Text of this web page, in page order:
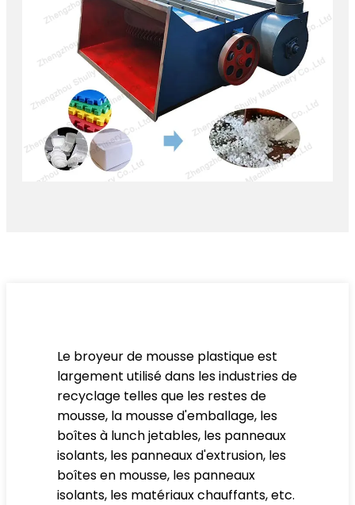
Le broyeur de mousse plastique est
largement utilisé dans les industries de
recyclage telles que les restes de
mousse, la mousse d'emballage, les
boîtes à lunch jetables, les panneaux
isolants, les panneaux d'extrusion, les
boîtes en mousse, les panneaux
isolants, les matériaux chauffants, etc.